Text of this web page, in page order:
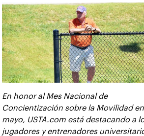
En honor al Mes Nacional de
Concientización sobre la Movilidad en
mayo, USTA.com está destacando a
jugadores y entrenadores